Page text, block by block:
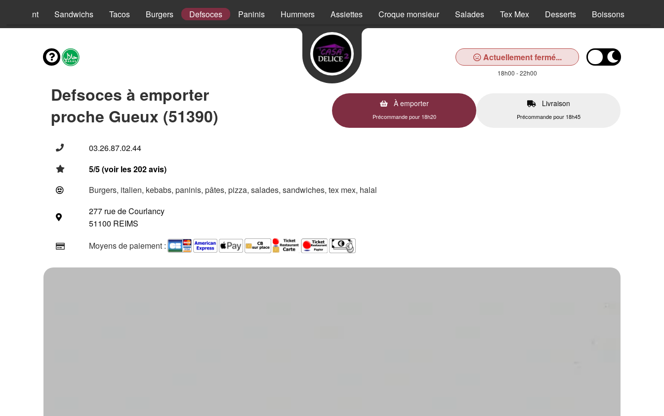
Enfant Sandwichs Tacos Burgers Defsoces Paninis Hummers Assiettes Croque monsieur Salades Tex Mex Desserts Boissons
Actuellement fermé...
18h00 - 22h00
Defsoces à emporter
proche Gueux (51390)
À emporter
Précommande pour 18h20
Livraison
Précommande pour 18h45
03.26.87.02.44
5/5 (voir les 202 avis)
Burgers, italien, kebabs, paninis, pâtes, pizza, salades, sandwiches, tex mex, halal
277 rue de Courlancy
51100 REIMS
Moyens de paiement :